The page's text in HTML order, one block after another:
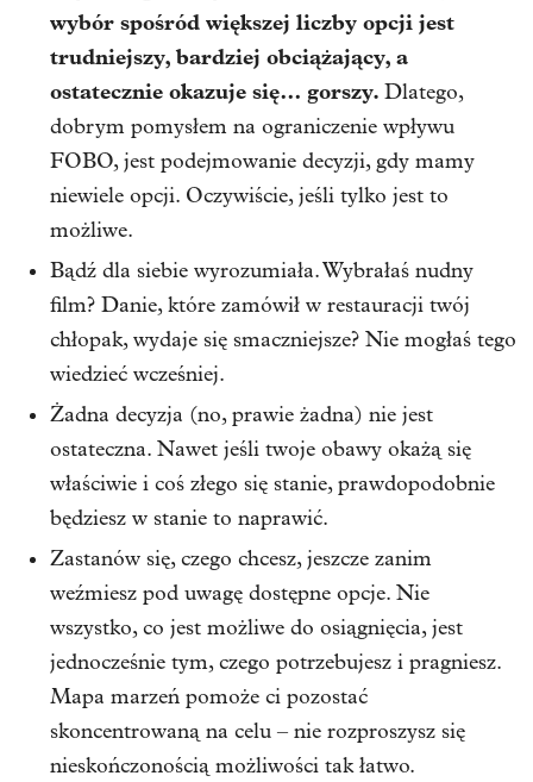
wybór spośród większej liczby opcji jest
trudniejszy, bardziej obciążający, a
ostatecznie okazuje się… gorszy. Dlatego,
dobrym pomysłem na ograniczenie wpływu
FOBO, jest podejmowanie decyzji, gdy mamy
niewiele opcji. Oczywiście, jeśli tylko jest to
możliwe.
Bądź dla siebie wyrozumiała. Wybrałaś nudny
film? Danie, które zamówił w restauracji twój
chłopak, wydaje się smaczniejsze? Nie mogłaś tego
wiedzieć wcześniej.
Żadna decyzja (no, prawie żadna) nie jest
ostateczna. Nawet jeśli twoje obawy okażą się
właściwie i coś złego się stanie, prawdopodobnie
będziesz w stanie to naprawić.
Zastanów się, czego chcesz, jeszcze zanim
weźmiesz pod uwagę dostępne opcje. Nie
wszystko, co jest możliwe do osiągnięcia, jest
jednocześnie tym, czego potrzebujesz i pragniesz.
Mapa marzeń pomoże ci pozostać
skoncentrowaną na celu – nie rozproszysz się
nieskończonością możliwości tak łatwo.